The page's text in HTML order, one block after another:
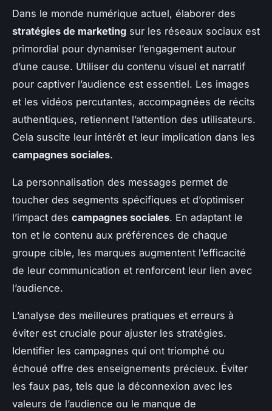
Dans le monde numérique actuel, élaborer des
stratégies de marketing sur les réseaux sociaux est
primordial pour dynamiser l’engagement autour
d’une cause. Utiliser du contenu visuel et narratif
pour captiver l’audience est essentiel. Les images
et les vidéos percutantes, accompagnées de récits
authentiques, retiennent l’attention des utilisateurs.
Cela suscite leur intérêt et leur implication dans les
campagnes sociales.
La personnalisation des messages permet de
toucher des segments spécifiques et d’optimiser
l’impact des campagnes sociales. En adaptant le
ton et le contenu aux préférences de chaque
groupe cible, les marques augmentent l’efficacité
de leur communication et renforcent leur lien avec
l’audience.
L’analyse des meilleures pratiques et erreurs à
éviter est cruciale pour ajuster les stratégies.
Identifier les campagnes qui ont triomphé ou
échoué offre des enseignements précieux. Éviter
les faux pas, tels que la déconnexion avec les
valeurs de l’audience ou le manque de